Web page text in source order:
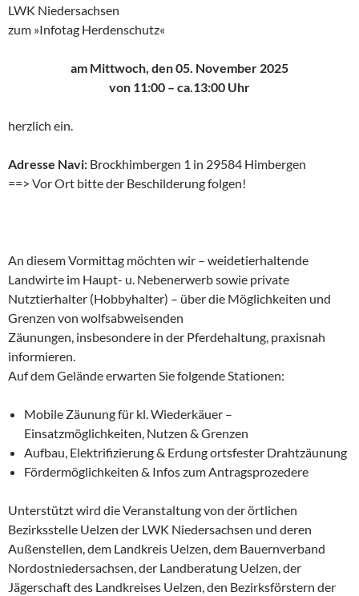
LWK Niedersachsen
zum »Infotag Herdenschutz«
am Mittwoch, den 05. November 2025
von 11:00 – ca.13:00 Uhr
herzlich ein.
Adresse Navi: Brockhimbergen 1 in 29584 Himbergen
==> Vor Ort bitte der Beschilderung folgen!
An diesem Vormittag möchten wir – weidetierhaltende
Landwirte im Haupt- u. Nebenerwerb sowie private
Nutztierhalter (Hobbyhalter) – über die Möglichkeiten und
Grenzen von wolfsabweisenden
Zäunungen, insbesondere in der Pferdehaltung, praxisnah
informieren.
Auf dem Gelände erwarten Sie folgende Stationen:
Mobile Zäunung für kl. Wiederkäuer –
Einsatzmöglichkeiten, Nutzen & Grenzen
Aufbau, Elektrifizierung & Erdung ortsfester Drahtzäunung
Fördermöglichkeiten & Infos zum Antragsprozedere
Unterstützt wird die Veranstaltung von der örtlichen
Bezirksstelle Uelzen der LWK Niedersachsen und deren
Außenstellen, dem Landkreis Uelzen, dem Bauernverband
Nordostniedersachsen, der Landberatung Uelzen, der
Jägerschaft des Landkreises Uelzen, den Bezirksförstern der